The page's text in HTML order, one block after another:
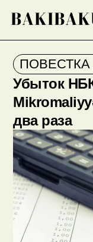
ПОВЕСТКА
Убыток
два раза